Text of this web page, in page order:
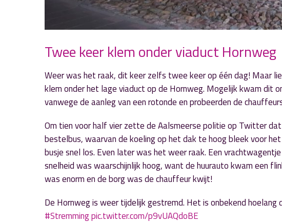
Twee keer klem onder viaduct Hornweg
Weer was het raak, dit keer zelfs twee keer op één dag! Maar
klem onder het lage viaduct op de Hornweg. Mogelijk kwam dit
vanwege de aanleg van een rotonde en probeerden de
Om tien voor half vier zette de Aalsmeerse politie op Twitter
bestelbus, waarvan de koeling op het dak te hoog bleek voor
busje snel los. Even later was het weer raak. Een
snelheid was waarschijnlijk hoog, want de huurauto kwam een
was enorm en de borg was de chauffeur kwijt!
De Hornweg is weer tijdelijk gestremd. Het is onbekend hoelang
#Stremmingpic.twitter.com/p9vUAQdoBE